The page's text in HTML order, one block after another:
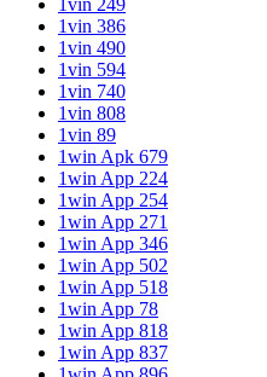
1vin 249
1vin 386
1vin 490
1vin 594
1vin 740
1vin 808
1vin 89
1win Apk 679
1win App 224
1win App 254
1win App 271
1win App 346
1win App 502
1win App 518
1win App 78
1win App 818
1win App 837